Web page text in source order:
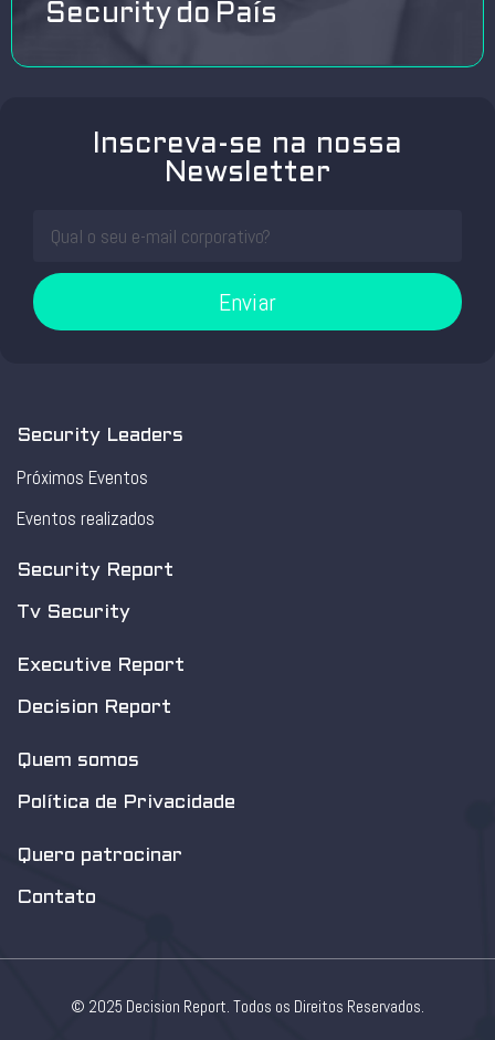
Security do País
Inscreva-se na nossa
Newsletter
Enviar
Security Leaders
Próximos Eventos
Eventos realizados
Security Report
Tv Security
Executive Report
Decision Report
Quem somos
Política de Privacidade
Quero patrocinar
Contato
© 2025 Decision Report. Todos os Direitos Reservados.